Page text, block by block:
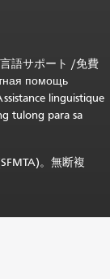
語サポート /免費
помощь
linguistique
tulong para sa
。無断複